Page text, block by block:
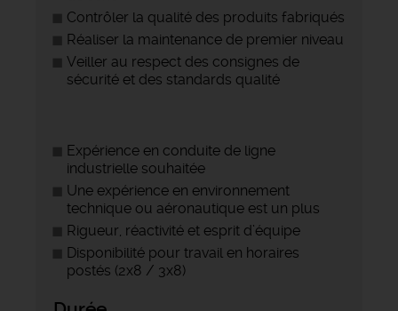
Contrôler la qualité des produits fabriqués
Réaliser la maintenance de premier niveau
Veiller au respect des consignes de
sécurité et des standards qualité
Expérience en conduite de ligne
industrielle souhaitée
Une expérience en environnement
technique ou aéronautique est un plus
Rigueur, réactivité et esprit d’équipe
Disponibilité pour travail en horaires
postés (2x8 / 3x8)